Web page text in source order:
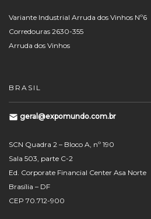
Variante Industrial Arruda dos Vinhos Nº6
Corredouras 2630-355
Arruda dos Vinhos
BRASIL
geral@expomundo.com.br
SCN Quadra 2 – Bloco A, nº 190
Sala 503, parte C-2
Ed. Corporate Financial Center Asa Norte
Brasília – DF
CEP 70.712-900